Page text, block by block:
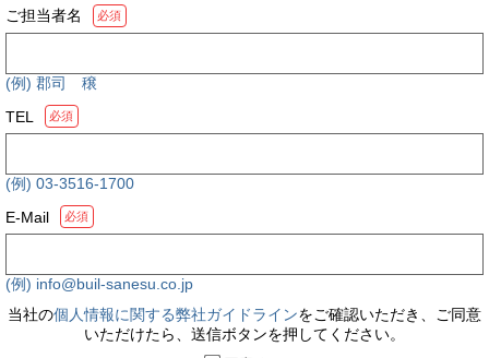
ご担当者名
必須
(例) 郡司 穣
TEL
必須
(例) 03-3516-1700
E-Mail
必須
(例) info@buil-sanesu.co.jp
当社の個人情報に関する弊社ガイドラインをご確認いただき、ご同意
いただけたら、送信ボタンを押してください。